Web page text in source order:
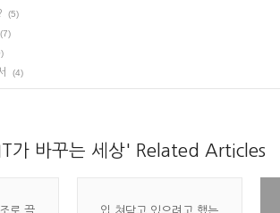
(5)
(7)
(4)
가 바꾸는 세상' Related Articles